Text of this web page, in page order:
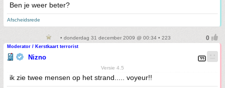
Ben je weer beter?
Afscheidsrede
• donderdag 31 december 2009 @ 00:34 • 223
Moderator / Kerstkaart terrorist
Nizno
Versie 4.5
ik zie twee mensen op het strand..... voyeur!!